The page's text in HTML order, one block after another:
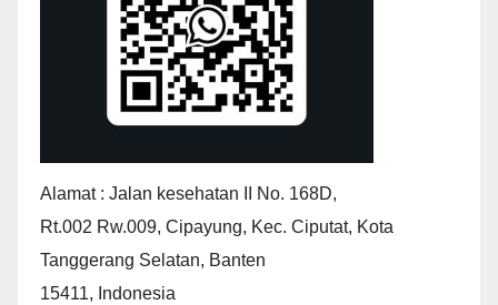
Alamat : Jalan kesehatan II No. 168D,
Rt.002 Rw.009, Cipayung, Kec. Ciputat, Kota
Tanggerang Selatan, Banten
15411, Indonesia